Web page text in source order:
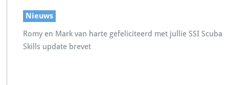
Nieuws
Romy en Mark van harte gefeliciteerd met jullie SSI Scuba
Skills update brevet